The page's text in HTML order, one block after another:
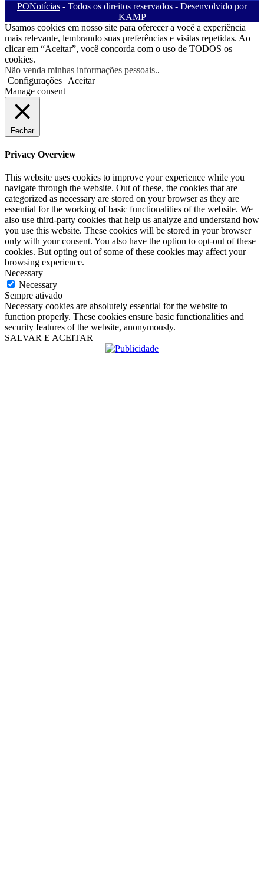
PONotícias - Todos os direitos reservados - Desenvolvido por
KAMP
Usamos cookies em nosso site para oferecer a você a experiência
mais relevante, lembrando suas preferências e visitas repetidas. Ao
clicar em “Aceitar”, você concorda com o uso de TODOS os
cookies.
Não venda minhas informações pessoais..
Configurações
Aceitar
Manage consent
Fechar
Privacy Overview
This website uses cookies to improve your experience while you
navigate through the website. Out of these, the cookies that are
categorized as necessary are stored on your browser as they are
essential for the working of basic functionalities of the website. We
also use third-party cookies that help us analyze and understand how
you use this website. These cookies will be stored in your browser
only with your consent. You also have the option to opt-out of these
cookies. But opting out of some of these cookies may affect your
browsing experience.
Necessary
Necessary
Sempre ativado
Necessary cookies are absolutely essential for the website to
function properly. These cookies ensure basic functionalities and
security features of the website, anonymously.
SALVAR E ACEITAR